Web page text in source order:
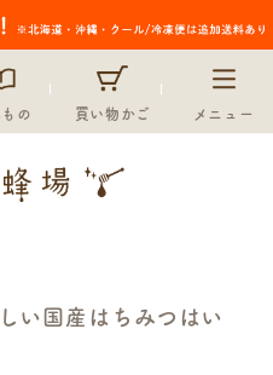
の 買い物かご メニュー
い国産はちみつはい